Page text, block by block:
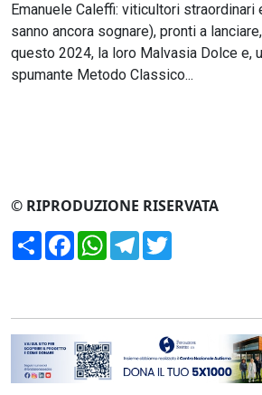
Emanuele Caleffi: viticultori straordinari
sanno ancora sognare), pronti a
questo 2024, la loro Malvasia Dolce e,
spumante Metodo Classico...
© RIPRODUZIONE RISERVATA
CondividiFacebookWhatsApp
Telegram